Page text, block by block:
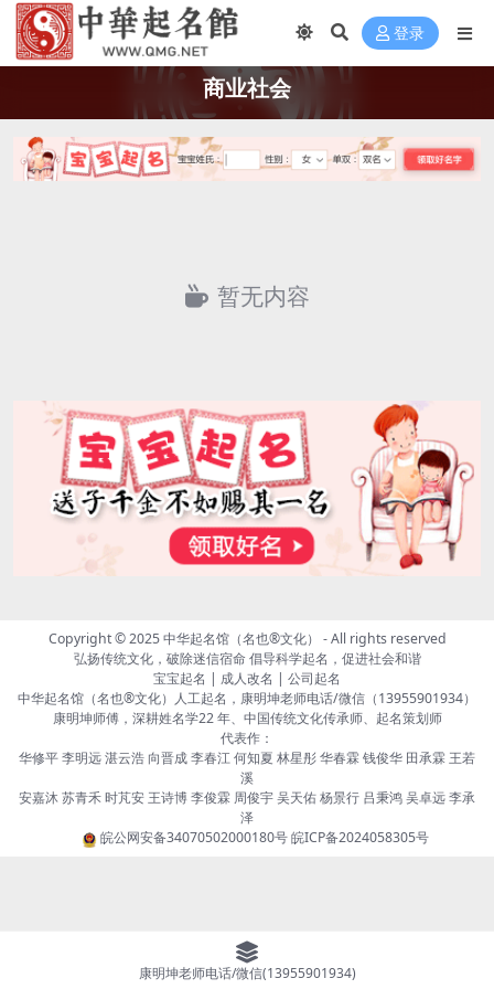
登录
商业社会
暂无内容
Copyright © 2025中华起名馆（名也®文化） - All rights reserved
弘扬传统文化，破除迷信宿命 倡导科学起名，促进社会和谐
宝宝起名 | 成人改名 | 公司起名
中华起名馆（名也®文化）人工起名，康明坤老师电话/微信（13955901934）
康明坤师傅，深耕姓名学22 年、中国传统文化传承师、起名策划师
代表作：
华修平 李明远 湛云浩 向晋成 李春江 何知夏 林星彤 华春霖 钱俊华 田承霖 王若
溪
安嘉沐 苏青禾 时芃安 王诗博 李俊霖 周俊宇 吴天佑 杨景行 吕秉鸿 吴卓远 李承
泽
皖公网安备34070502000180号皖ICP备2024058305号
康明坤老师电话/微信(13955901934)